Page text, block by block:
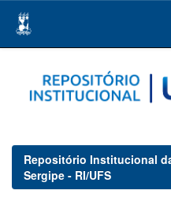
navigation
Repositório Institucional
Sergipe - RI/UFS